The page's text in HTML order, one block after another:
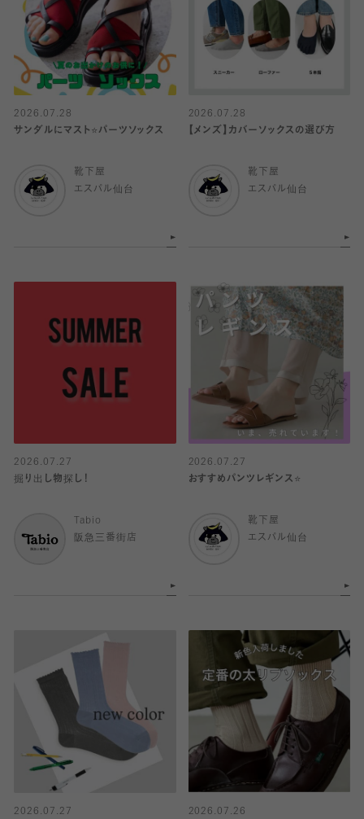
2026.07.28
サンダルにマスト⭐️パーツソックス
靴下屋
エスパル仙台
2026.07.28
【メンズ】カバーソックスの選び方
靴下屋
エスパル仙台
2026.07.27
掘り出し物探し！
Tabio
阪急三番街店
2026.07.27
おすすめパンツレギンス⭐️
靴下屋
エスパル仙台
2026.07.27
2026.07.26